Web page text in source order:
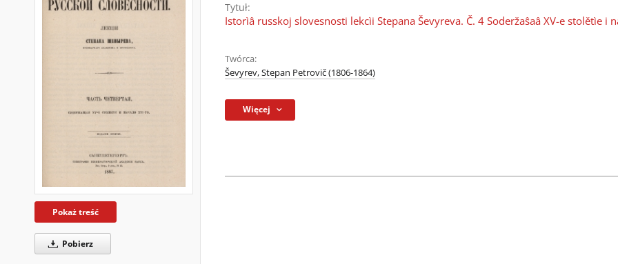
Pokaż treść
Pobierz
Tytuł:
Istorìâ russkoj slovesnosti lekcìi Stepana Ševyreva. Č. 4 Soderžaŝaâ XV-e stolětìe i
Twórca:
Ševyrev, Stepan Petrovič (1806-1864)
Więcej